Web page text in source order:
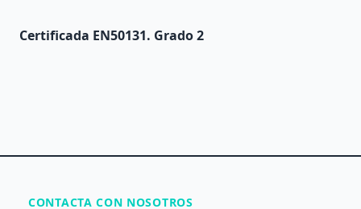
Certificada EN50131. Grado 2
CONTACTA CON NOSOTROS